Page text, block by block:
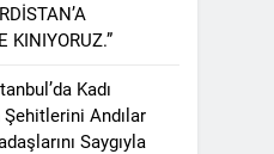
KINIYORUZ.”
Kadı
Andılar
Saygıyla